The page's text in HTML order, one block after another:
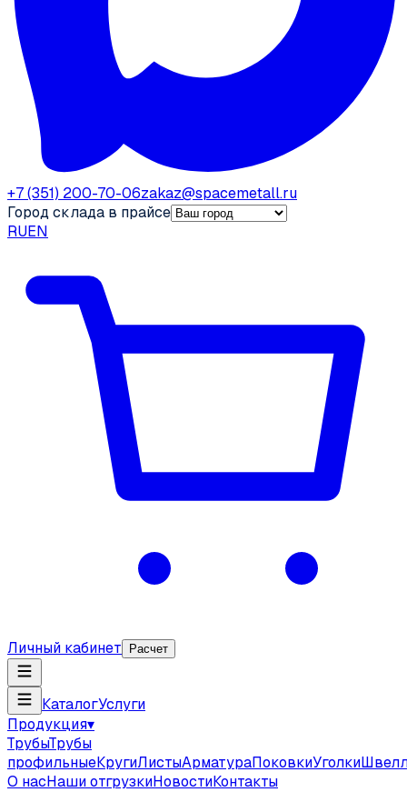
+7 (351) 200-70-06zakaz@spacemetall.ru
Город склада в прайсе
RUEN
Личный кабинет Расчет
КаталогУслуги
Продукция▾
ТрубыТрубы
профильныеКругиЛистыАрматураПоковкиУголки
О насНаши отгрузкиНовостиКонтакты